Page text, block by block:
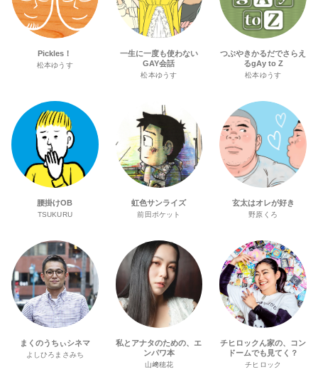
Pickles！
松本ゆうす
一生に一度も使わない
GAY会話
松本ゆうす
つぶやきかるだでさらえ
るgAy to Z
松本ゆうす
腰掛けOB
TSUKURU
虹色サンライズ
前田ポケット
玄太はオレが好き
野原くろ
まくのうちぃシネマ
よしひろまさみち
私とアナタのための、エ
ンパワ本
山﨑穂花
チヒロックん家の、コン
ドームでも見てく？
チヒロック